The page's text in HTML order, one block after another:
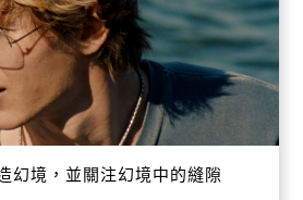
幻境，並關注幻境中的縫隙